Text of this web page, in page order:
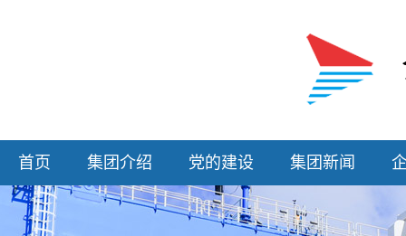
首页 集团介绍 党的建设 集团新闻